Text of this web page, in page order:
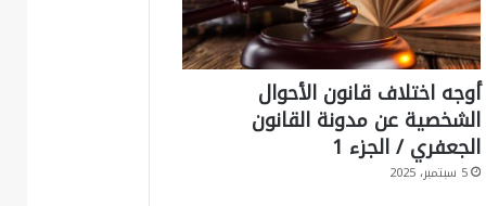
أوجه اختلاف قانون الأحوال
الشخصية عن مدونة القانون
الجعفري / الجزء 1
5 سبتمبر، 2025